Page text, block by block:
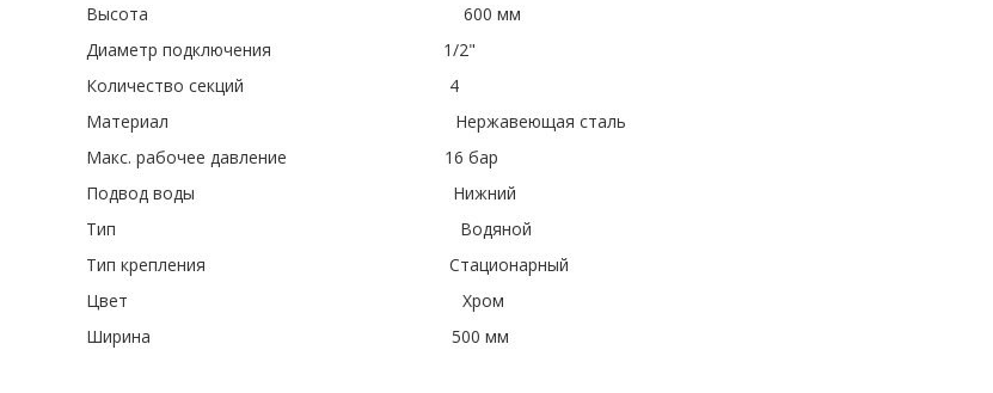
Высота 600 мм
Диаметр подключения 1/2"
Количество секций 4
Материал Нержавеющая сталь
Макс. рабочее давление 16 бар
Подвод воды Нижний
Тип Водяной
Тип крепления Стационарный
Цвет Хром
Ширина 500 мм